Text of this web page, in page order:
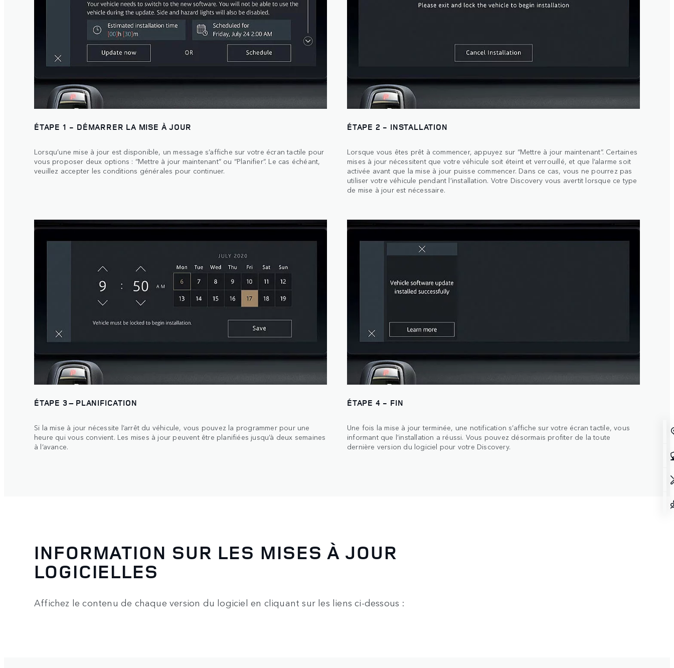
ÉTAPE 1 - DÉMARRER LA MISE À JOUR
Lorsqu’une mise à jour est disponible, un message s’affiche sur votre écran tactile pour
vous proposer deux options : “Mettre à jour maintenant” ou “Planifier”. Le cas échéant,
veuillez accepter les conditions générales pour continuer.
ÉTAPE 2 - INSTALLATION
Lorsque vous êtes prêt à commencer, appuyez sur “Mettre à jour maintenant”. Certaines
mises à jour nécessitent que votre véhicule soit éteint et verrouillé, et que l’alarme soit
activée avant que la mise à jour puisse commencer. Dans ce cas, vous ne pourrez pas
utiliser votre véhicule pendant l’installation. Votre Discovery vous avertit lorsque ce type
de mise à jour est nécessaire.
ÉTAPE 3 – PLANIFICATION
Si la mise à jour nécessite l’arrêt du véhicule, vous pouvez la programmer pour une
heure qui vous convient. Les mises à jour peuvent être planifiées jusqu’à deux semaines
à l’avance.
ÉTAPE 4 - FIN
Une fois la mise à jour terminée, une notification s’affiche sur votre écran tactile, vous
informant que l’installation a réussi. Vous pouvez désormais profiter de la toute
dernière version du logiciel pour votre Discovery.
INFORMATION SUR LES MISES À JOUR
LOGICIELLES
Affichez le contenu de chaque version du logiciel en cliquant sur les liens ci-dessous :